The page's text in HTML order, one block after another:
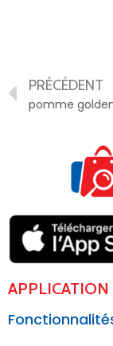
PRÉCÉDENT
APPLICATION